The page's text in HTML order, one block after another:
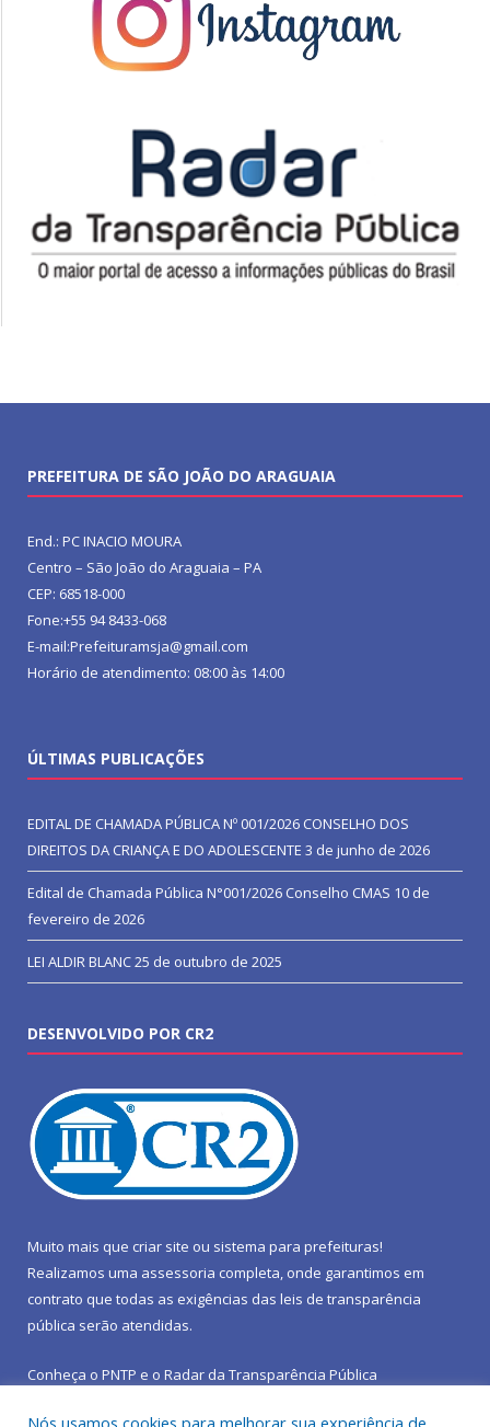
PREFEITURA DE SÃO JOÃO DO ARAGUAIA
End.: PC INACIO MOURA
Centro – São João do Araguaia – PA
CEP: 68518-000
Fone:+55 94 8433-068
E-mail:Prefeituramsja@gmail.com
Horário de atendimento: 08:00 às 14:00
ÚLTIMAS PUBLICAÇÕES
EDITAL DE CHAMADA PÚBLICA Nº 001/2026 CONSELHO DOS
DIREITOS DA CRIANÇA E DO ADOLESCENTE 3 de junho de 2026
Edital de Chamada Pública N°001/2026 Conselho CMAS 10 de
fevereiro de 2026
LEI ALDIR BLANC25 de outubro de 2025
DESENVOLVIDO POR CR2
Muito mais que criar site ou sistema para prefeituras!
Realizamos uma assessoria completa, onde garantimos em
contrato que todas as exigências das leis de transparência
pública serão atendidas.
Conheça o PNTP e o Radar da Transparência Pública
Nós usamos cookies para melhorar sua experiência de